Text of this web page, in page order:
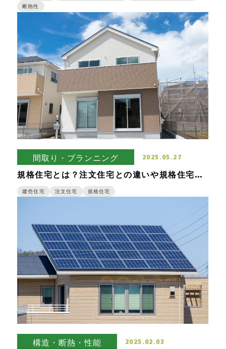
断熱性
間取り・プランニング 2025.05.27
規格住宅とは？注文住宅との違いや規格住宅を
選ぶメリット・デメリット
建売住宅 注文住宅 規格住宅
構造・断熱・性能 2025.02.03